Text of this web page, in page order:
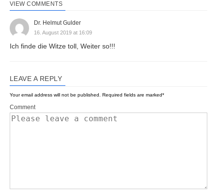
VIEW COMMENTS
Dr. Helmut Gulder
16. August 2019 at 16:09
Ich finde die Witze toll, Weiter so!!!
LEAVE A REPLY
Your email address will not be published. Required fields are marked*
Comment